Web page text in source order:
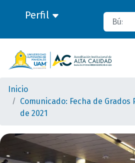
Perfil Buscar
Inicio
Comunicado: Fecha de Grados
de 2021